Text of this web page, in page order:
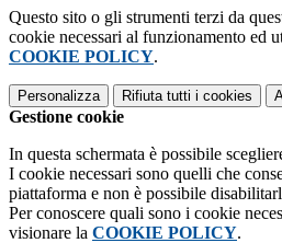
Questo sito o gli strumenti terzi da
cookie necessari al funzionamento ed
COOKIE POLICY.
Personalizza Rifiuta tutti i cookies
Gestione cookie
In questa schermata è possibile
I cookie necessari sono quelli che
piattaforma e non è possibile
Per conoscere quali sono i cookie
visionare la COOKIE POLICY.